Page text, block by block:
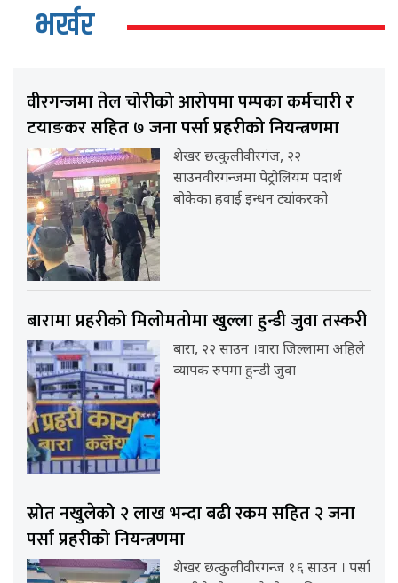
भर्खर
वीरगन्जमा तेल चोरीको आरोपमा पम्पका कर्मचारी र
टयाङकर सहित ७ जना पर्सा प्रहरीको नियन्त्रणमा
शेखर छत्कुलीवीरगंज, २२
साउनवीरगन्जमा पेट्रोलियम पदार्थ
बोकेका हवाई इन्धन ट्यांकरको
बारामा प्रहरीको मिलोमतोमा खुल्ला हुन्डी जुवा तस्करी
बारा, २२ साउन ।वारा जिल्लामा अहिले
व्यापक रुपमा हुन्डी जुवा
स्रोत नखुलेको २ लाख भन्दा बढी रकम सहित २ जना
पर्सा प्रहरीको नियन्त्रणमा
शेखर छत्कुलीवीरगन्ज १६ साउन । पर्सा